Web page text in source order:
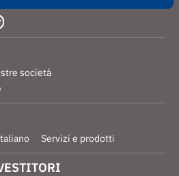
società
Servizi e prodotti